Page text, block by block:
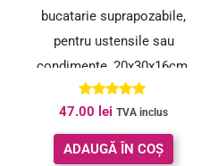
bucatarie suprapozabile,
pentru ustensile sau
condimente, 20x30x16cm,
natur si negru
Evaluat la
5.00
din 5
47.00 lei TVA inclus
ADAUGĂ ÎN COȘ